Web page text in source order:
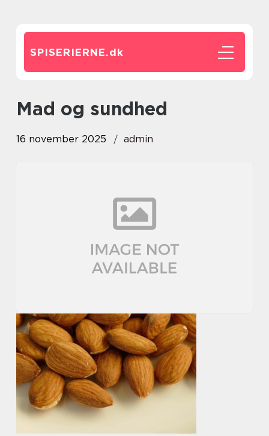
SPISERIERNE.dk
Mad og sundhed
16 november 2025 admin